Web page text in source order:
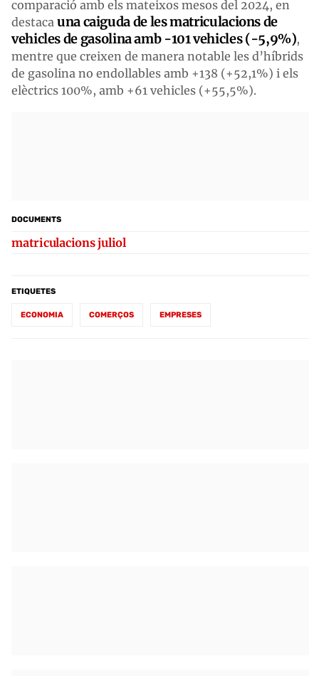
comparació amb els mateixos mesos del 2024, en
destaca una caiguda de les matriculacions de
vehicles de gasolina amb -101 vehicles (-5,9%),
mentre que creixen de manera notable les d’híbrids
de gasolina no endollables amb +138 (+52,1%) i els
elèctrics 100%, amb +61 vehicles (+55,5%).
DOCUMENTS
matriculacions juliol
ETIQUETES
ECONOMIA COMERÇOS EMPRESES